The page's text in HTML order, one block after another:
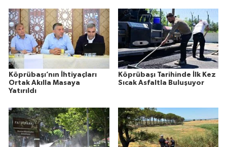
Köprübaşı’nın İhtiyaçları
Ortak Akılla Masaya
Yatırıldı
Köprübaşı Tarihinde İlk Kez
Sıcak Asfaltla Buluşuyor